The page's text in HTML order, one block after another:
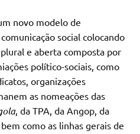
novo modelo de
social colocando
e aberta composta por
político-sociais, como
organizações
as nomeações das
, da TPA, da Angop, da
como as linhas gerais de